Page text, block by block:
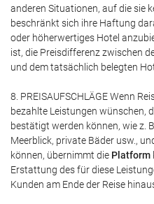
anderen Situationen, auf die sie
beschränkt sich ihre Haftung
oder höherwertiges Hotel
ist, die Preisdifferenz zwischen
und dem tatsächlich belegten
8. PREISAUFSCHLÄGE Wenn
bezahlte Leistungen wünschen,
bestätigt werden können, wie z.
Meerblick, private Bäder usw.,
können, übernimmt die Platform
Erstattung des für diese
Kunden am Ende der Reise